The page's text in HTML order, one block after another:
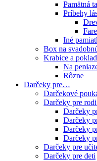
Pamätná
Príbehy
Iné
Box na
Krabice a
Na
Rôzne
Darčeky pre…
Darčekové
Darčeky pre
Darčeky
Darčeky
Darčeky
Darčeky
Darčeky pre
Darčeky pre deti